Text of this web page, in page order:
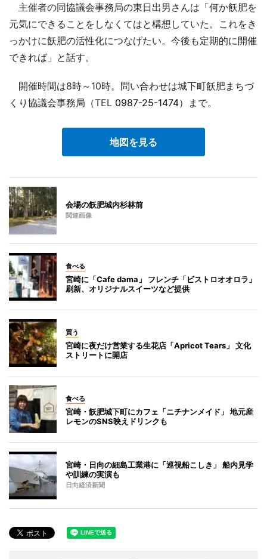
主催者の同協議会事務局の東日出男さんは「何か飫肥を
元気にできることをしなくてはと構想していた。これをき
っかけに飫肥の活性化につなげたい。今後も定期的に開催
できれば」と話す。
開催時間は8時～10時。問い合わせは城下町飫肥まちづ
くり協議会事務局（TEL 0987-25-1474）まで。
地図を見る
会場の飫肥城内杉林前
関連画像
食べる
宮崎に「Cafe dama」 フレンチ「ビストロオオロラ」
刷新、オリジナルスイーツなど提供
買う
宮崎に夜だけ営業する生花店「Apricot Tears」 文化
ストリートに開店
食べる
宮崎・飫肥城下町にカフェ「ニチナンメイド」 地元産
レモンのSNS映えドリンクも
宮崎・日向の細島工業港に「巡視船こしき」 船内見学
や訓練の実演も
日向経済新聞